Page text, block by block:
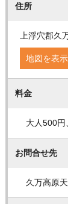
住所
上浮穴郡久
地図を表
料金
大人500円
お問合せ先
久万高原